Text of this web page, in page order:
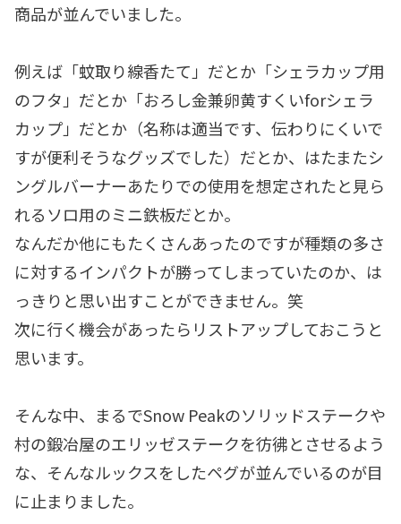
商品が並んでいました。
例えば「蚊取り線香たて」だとか「シェラカップ用
のフタ」だとか「おろし金兼卵黄すくいforシェラ
カップ」だとか（名称は適当です、伝わりにくいで
すが便利そうなグッズでした）だとか、はたまたシ
ングルバーナーあたりでの使用を想定されたと見ら
れるソロ用のミニ鉄板だとか。
なんだか他にもたくさんあったのですが種類の多さ
に対するインパクトが勝ってしまっていたのか、は
っきりと思い出すことができません。笑
次に行く機会があったらリストアップしておこうと
思います。
そんな中、まるでSnow Peakのソリッドステークや
村の鍛冶屋のエリッゼステークを彷彿とさせるよう
な、そんなルックスをしたペグが並んでいるのが目
に止まりました。